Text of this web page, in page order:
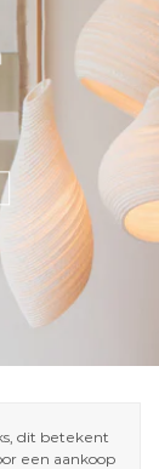
dit betekent
een aankoop